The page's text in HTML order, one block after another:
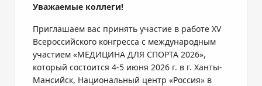
Уважаемые коллеги!
Приглашаем вас принять участие в работе XV
Всероссийского конгресса с международным
участием «МЕДИЦИНА ДЛЯ СПОРТА 2026»,
который состоится 4-5 июня 2026 г. в г. Ханты-
Мансийск, Национальный центр «Россия» в